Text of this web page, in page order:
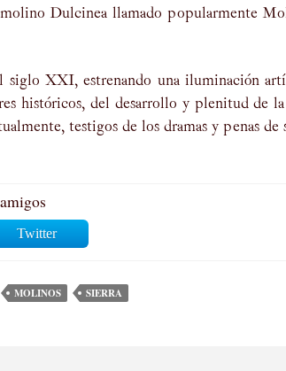
Dulcinea llamado popularmente
siglo XXI, estrenando una iluminación
históricos, del desarrollo y plenitud de
testigos de los dramas y penas de
Twitter
MOLINOS SIERRA